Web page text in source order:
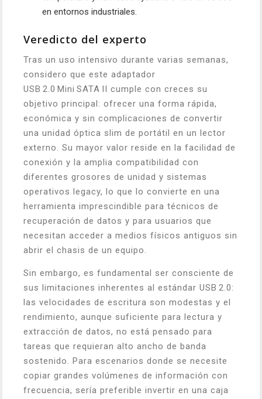
en entornos industriales.
Veredicto del experto
Tras un uso intensivo durante varias semanas,
considero que este adaptador
USB 2.0 Mini SATA II cumple con creces su
objetivo principal: ofrecer una forma rápida,
económica y sin complicaciones de convertir
una unidad óptica slim de portátil en un lector
externo. Su mayor valor reside en la facilidad de
conexión y la amplia compatibilidad con
diferentes grosores de unidad y sistemas
operativos legacy, lo que lo convierte en una
herramienta imprescindible para técnicos de
recuperación de datos y para usuarios que
necesitan acceder a medios físicos antiguos sin
abrir el chasis de un equipo.
Sin embargo, es fundamental ser consciente de
sus limitaciones inherentes al estándar USB 2.0:
las velocidades de escritura son modestas y el
rendimiento, aunque suficiente para lectura y
extracción de datos, no está pensado para
tareas que requieran alto ancho de banda
sostenido. Para escenarios donde se necesite
copiar grandes volúmenes de información con
frecuencia, sería preferible invertir en una caja